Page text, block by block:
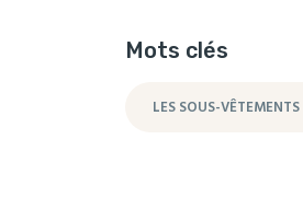
Mots clés
LES SOUS-